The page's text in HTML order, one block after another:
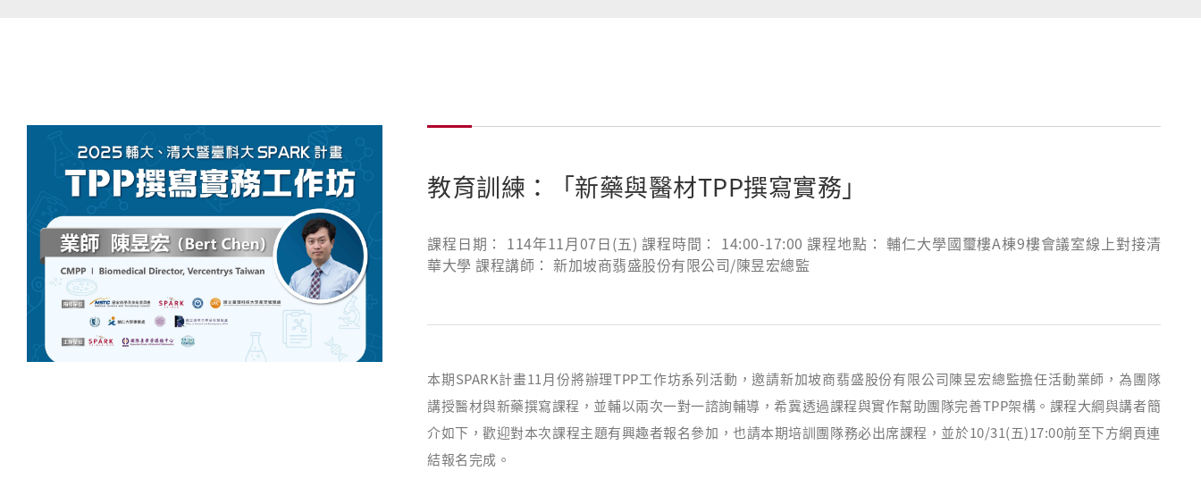
教育訓練：「新藥與醫材TPP撰寫實務」
課程日期： 114年11月07日(五) 課程時間： 14:00-17:00 課程地點： 輔仁大學國璽樓A棟9樓會議室線上對接清
華大學 課程講師： 新加坡商翡盛股份有限公司/陳昱宏總監
本期SPARK計畫11月份將辦理TPP工作坊系列活動，邀請新加坡商翡盛股份有限公司陳昱宏總監擔任活動業師，為團隊
講授醫材與新藥撰寫課程，並輔以兩次一對一諮詢輔導，希冀透過課程與實作幫助團隊完善TPP架構。課程大綱與講者簡
介如下，歡迎對本次課程主題有興趣者報名參加，也請本期培訓團隊務必出席課程，並於10/31(五)17:00前至下方網頁連
結報名完成。